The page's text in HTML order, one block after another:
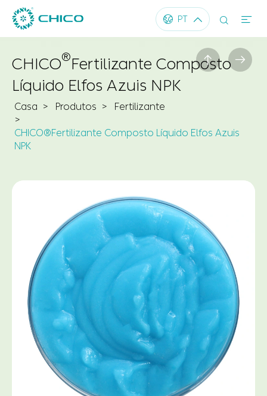
 PT   
CHICO®Fertilizante Composto
Líquido Elfos Azuis NPK
Casa Produtos Fertilizante
CHICO®Fertilizante Composto Líquido Elfos Azuis
NPK
 